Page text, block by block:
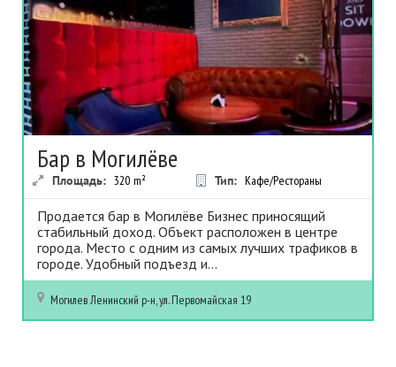
Бар в Могилёве
Площадь: 320 m² Тип: Кафе/Рестораны
Продается бар в Могилёве Бизнес приносящий
стабильный доход. Объект расположен в центре
города. Место с одним из самых лучших трафиков в
городе. Удобный подъезд и...
МогилевЛенинский р-н, ул. Первомайская 19